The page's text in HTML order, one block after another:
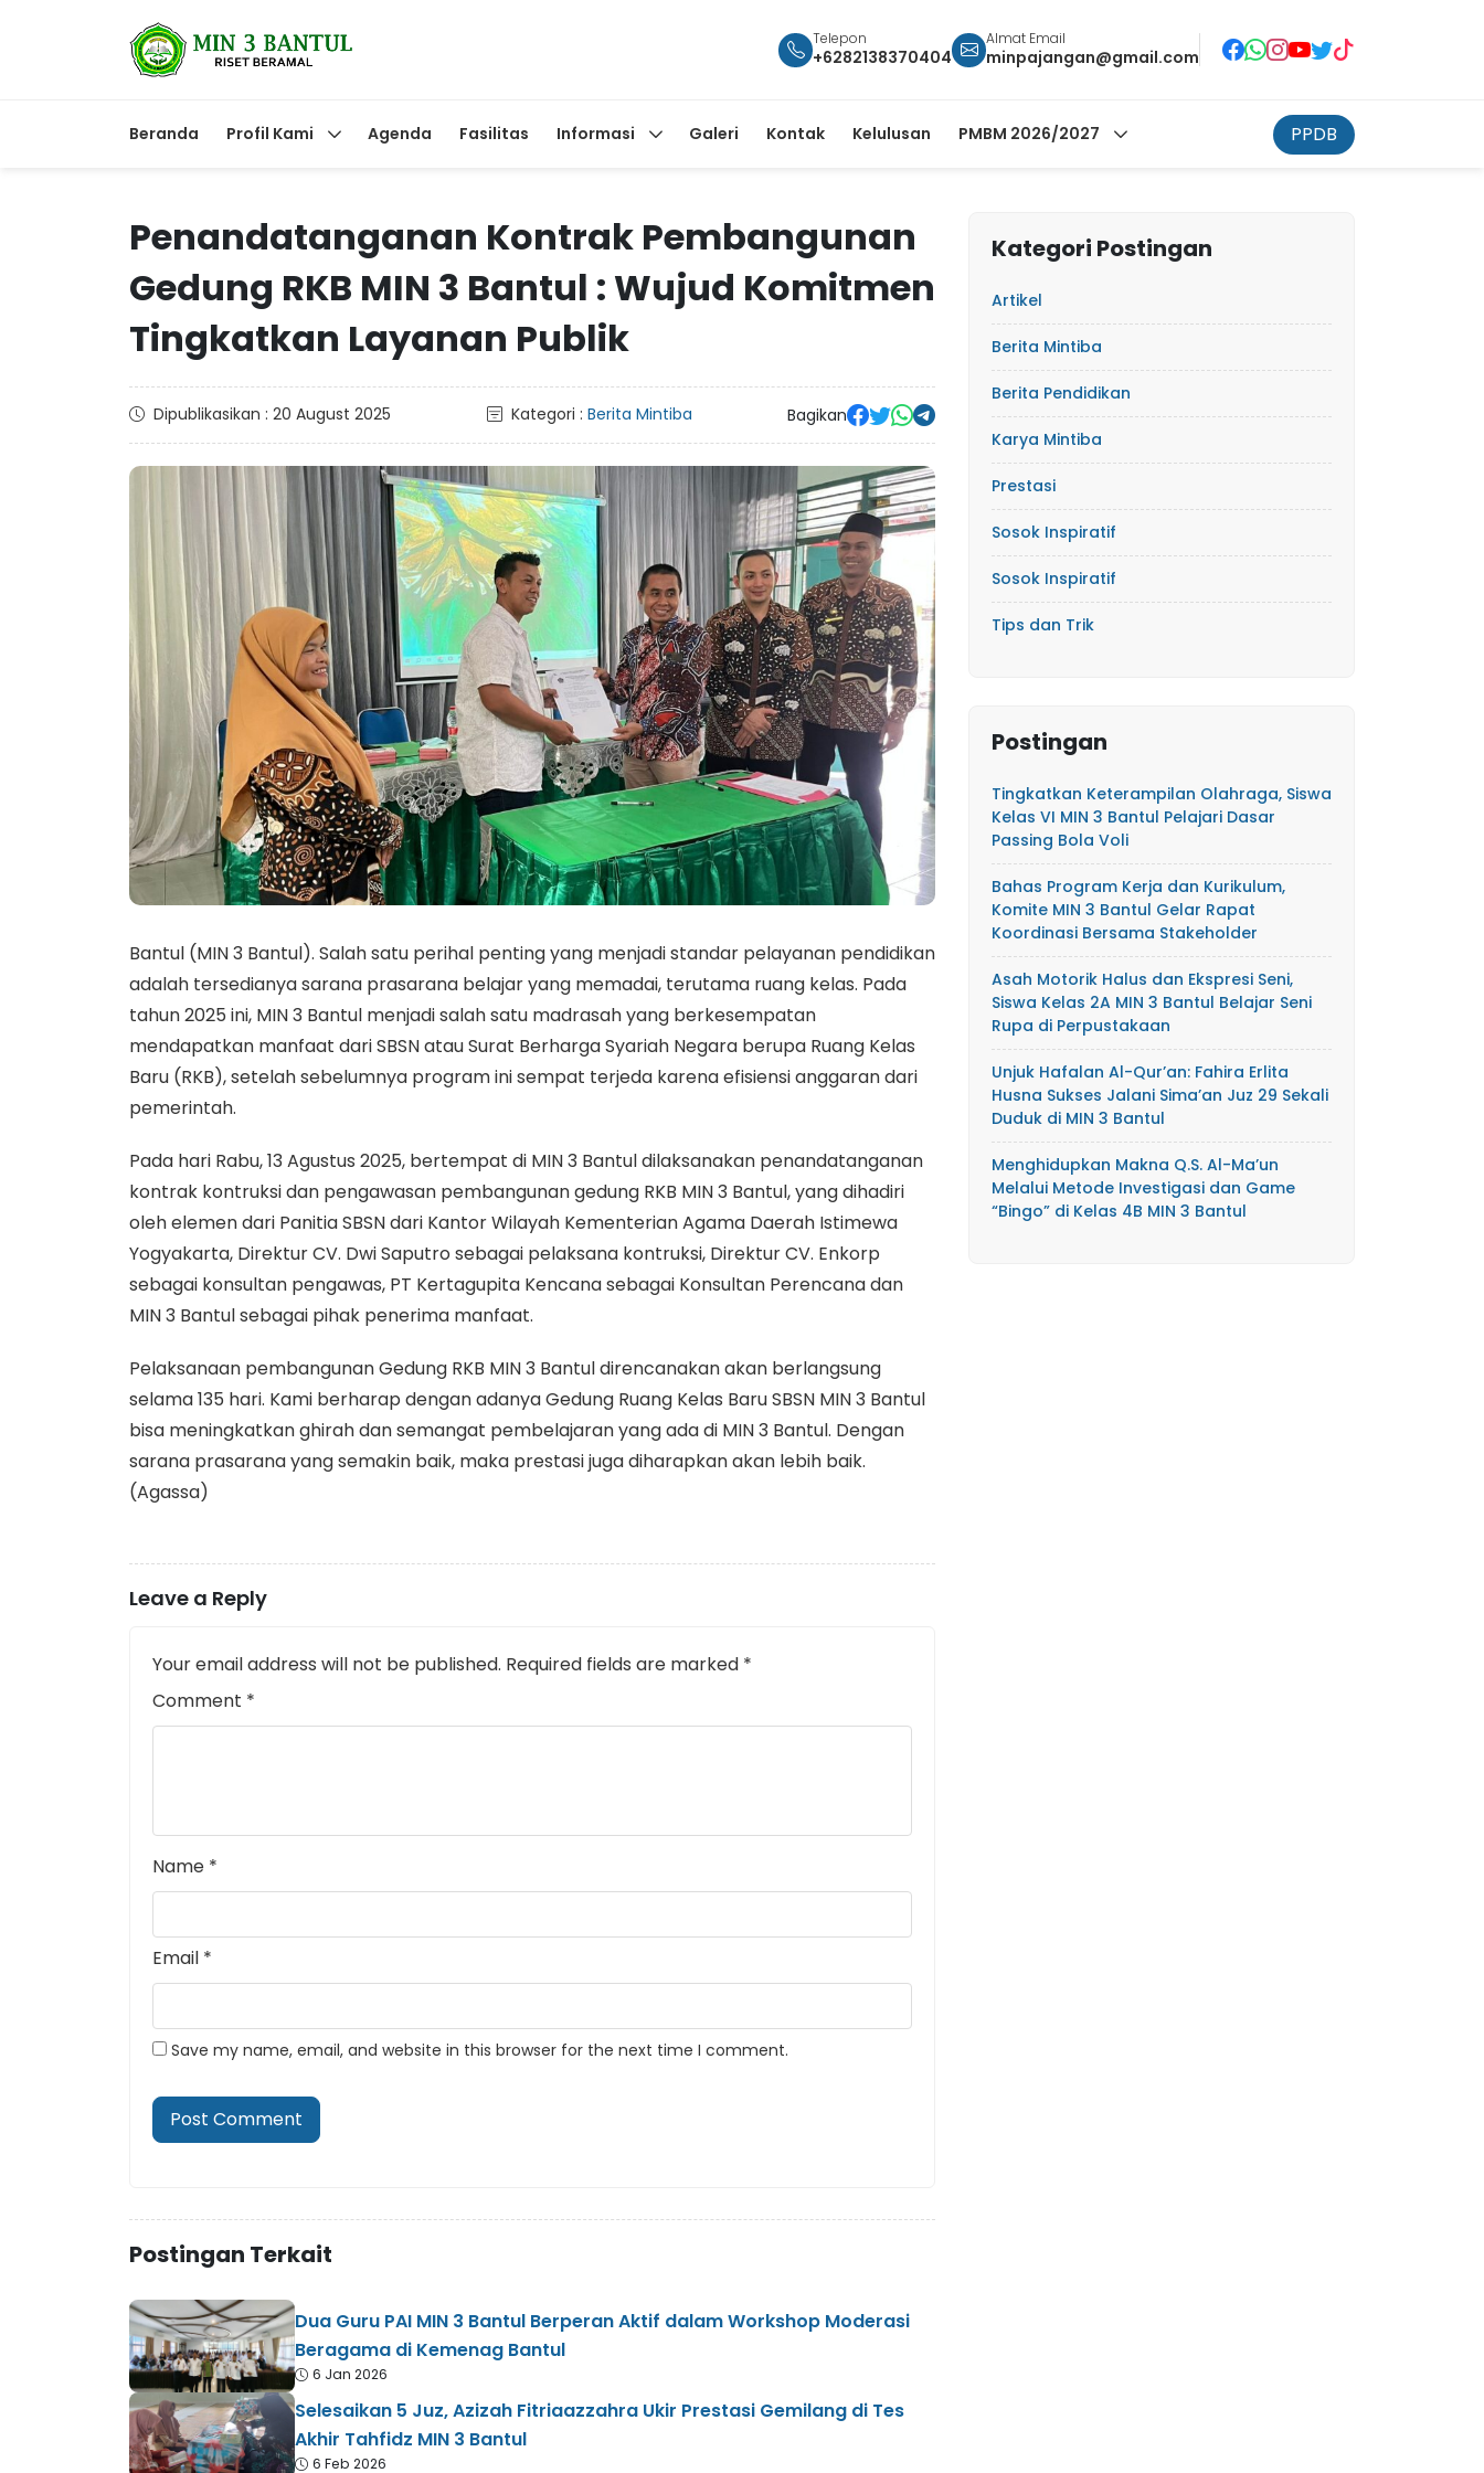
Telepon
+6282138370404
Almat Email
minpajangan@gmail.com
Beranda Profil Kami Agenda Fasilitas Informasi Galeri Kontak Kelulusan PMBM 2026/2027 PPDB
Penandatanganan Kontrak Pembangunan
Gedung RKB MIN 3 Bantul : Wujud Komitmen
Tingkatkan Layanan Publik
Dipublikasikan : 20 August 2025 Kategori : Berita Mintiba Bagikan
Bantul (MIN 3 Bantul). Salah satu perihal penting yang menjadi standar pelayanan pendidikan
adalah tersedianya sarana prasarana belajar yang memadai, terutama ruang kelas. Pada
tahun 2025 ini, MIN 3 Bantul menjadi salah satu madrasah yang berkesempatan
mendapatkan manfaat dari SBSN atau Surat Berharga Syariah Negara berupa Ruang Kelas
Baru (RKB), setelah sebelumnya program ini sempat terjeda karena efisiensi anggaran dari
pemerintah.
Pada hari Rabu, 13 Agustus 2025, bertempat di MIN 3 Bantul dilaksanakan penandatanganan
kontrak kontruksi dan pengawasan pembangunan gedung RKB MIN 3 Bantul, yang dihadiri
oleh elemen dari Panitia SBSN dari Kantor Wilayah Kementerian Agama Daerah Istimewa
Yogyakarta, Direktur CV. Dwi Saputro sebagai pelaksana kontruksi, Direktur CV. Enkorp
sebagai konsultan pengawas, PT Kertagupita Kencana sebagai Konsultan Perencana dan
MIN 3 Bantul sebagai pihak penerima manfaat.
Pelaksanaan pembangunan Gedung RKB MIN 3 Bantul direncanakan akan berlangsung
selama 135 hari. Kami berharap dengan adanya Gedung Ruang Kelas Baru SBSN MIN 3 Bantul
bisa meningkatkan ghirah dan semangat pembelajaran yang ada di MIN 3 Bantul. Dengan
sarana prasarana yang semakin baik, maka prestasi juga diharapkan akan lebih baik.
(Agassa)
Leave a Reply
Your email address will not be published. Required fields are marked *
Comment *
Name *
Email *
Save my name, email, and website in this browser for the next time I comment.
Postingan Terkait
Dua Guru PAI MIN 3 Bantul Berperan Aktif dalam Workshop Moderasi
Beragama di Kemenag Bantul
6 Jan 2026
Selesaikan 5 Juz, Azizah Fitriaazzahra Ukir Prestasi Gemilang di Tes
Akhir Tahfidz MIN 3 Bantul
6 Feb 2026
Kategori Postingan
Artikel
Berita Mintiba
Berita Pendidikan
Karya Mintiba
Prestasi
Sosok Inspiratif
Sosok Inspiratif
Tips dan Trik
Postingan
Tingkatkan Keterampilan Olahraga, Siswa
Kelas VI MIN 3 Bantul Pelajari Dasar
Passing Bola Voli
Bahas Program Kerja dan Kurikulum,
Komite MIN 3 Bantul Gelar Rapat
Koordinasi Bersama Stakeholder
Asah Motorik Halus dan Ekspresi Seni,
Siswa Kelas 2A MIN 3 Bantul Belajar Seni
Rupa di Perpustakaan
Unjuk Hafalan Al-Qur’an: Fahira Erlita
Husna Sukses Jalani Sima’an Juz 29 Sekali
Duduk di MIN 3 Bantul
Menghidupkan Makna Q.S. Al-Ma’un
Melalui Metode Investigasi dan Game
“Bingo” di Kelas 4B MIN 3 Bantul